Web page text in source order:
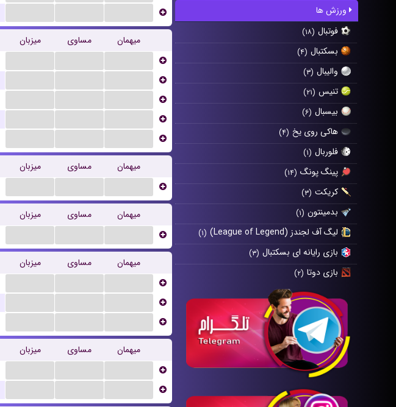
ورزش ها
فوتبال (۱۸)
بسکتبال (۴)
والیبال (۳)
تنیس (۲۱)
بیسبال (۶)
هاکی روی یخ (۴)
فلوربال (۱)
پینگ پونگ (۱۴)
کریکت (۳)
بدمینتون (۱)
لیگ آف لجندز (League of Legend) (۱)
بازی رایانه ای بسکتبال (۳)
بازی دوتا (۲)
میزبان مساوی
میهمان
میزبان مساوی
میهمان
میزبان مساوی
میهمان
میزبان مساوی
میهمان
میزبان مساوی
میهمان